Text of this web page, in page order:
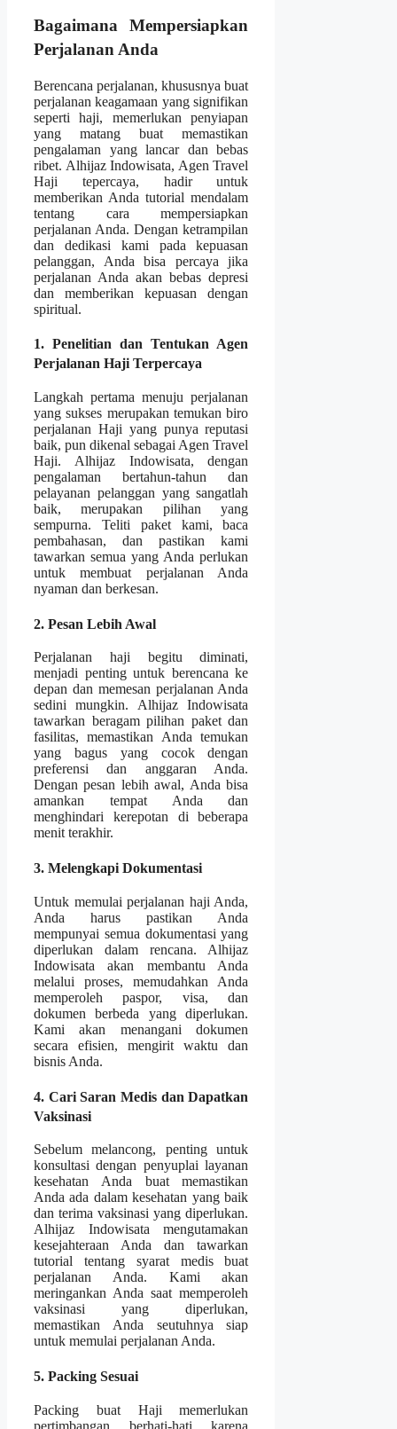
Bagaimana Mempersiapkan
Perjalanan Anda
Berencana perjalanan, khususnya buat
perjalanan keagamaan yang signifikan
seperti haji, memerlukan penyiapan
yang matang buat memastikan
pengalaman yang lancar dan bebas
ribet. Alhijaz Indowisata, Agen Travel
Haji tepercaya, hadir untuk
memberikan Anda tutorial mendalam
tentang cara mempersiapkan
perjalanan Anda. Dengan ketrampilan
dan dedikasi kami pada kepuasan
pelanggan, Anda bisa percaya jika
perjalanan Anda akan bebas depresi
dan memberikan kepuasan dengan
spiritual.
1. Penelitian dan Tentukan Agen
Perjalanan Haji Terpercaya
Langkah pertama menuju perjalanan
yang sukses merupakan temukan biro
perjalanan Haji yang punya reputasi
baik, pun dikenal sebagai Agen Travel
Haji. Alhijaz Indowisata, dengan
pengalaman bertahun-tahun dan
pelayanan pelanggan yang sangatlah
baik, merupakan pilihan yang
sempurna. Teliti paket kami, baca
pembahasan, dan pastikan kami
tawarkan semua yang Anda perlukan
untuk membuat perjalanan Anda
nyaman dan berkesan.
2. Pesan Lebih Awal
Perjalanan haji begitu diminati,
menjadi penting untuk berencana ke
depan dan memesan perjalanan Anda
sedini mungkin. Alhijaz Indowisata
tawarkan beragam pilihan paket dan
fasilitas, memastikan Anda temukan
yang bagus yang cocok dengan
preferensi dan anggaran Anda.
Dengan pesan lebih awal, Anda bisa
amankan tempat Anda dan
menghindari kerepotan di beberapa
menit terakhir.
3. Melengkapi Dokumentasi
Untuk memulai perjalanan haji Anda,
Anda harus pastikan Anda
mempunyai semua dokumentasi yang
diperlukan dalam rencana. Alhijaz
Indowisata akan membantu Anda
melalui proses, memudahkan Anda
memperoleh paspor, visa, dan
dokumen berbeda yang diperlukan.
Kami akan menangani dokumen
secara efisien, mengirit waktu dan
bisnis Anda.
4. Cari Saran Medis dan Dapatkan
Vaksinasi
Sebelum melancong, penting untuk
konsultasi dengan penyuplai layanan
kesehatan Anda buat memastikan
Anda ada dalam kesehatan yang baik
dan terima vaksinasi yang diperlukan.
Alhijaz Indowisata mengutamakan
kesejahteraan Anda dan tawarkan
tutorial tentang syarat medis buat
perjalanan Anda. Kami akan
meringankan Anda saat memperoleh
vaksinasi yang diperlukan,
memastikan Anda seutuhnya siap
untuk memulai perjalanan Anda.
5. Packing Sesuai
Packing buat Haji memerlukan
pertimbangan berhati-hati karena